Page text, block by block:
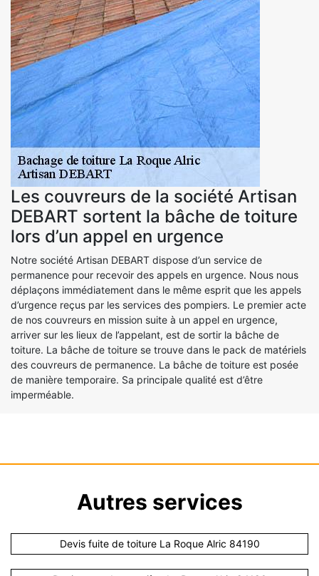
Les couvreurs de la société Artisan
DEBART sortent la bâche de toiture
lors d’un appel en urgence
Notre société Artisan DEBART dispose d’un service de
permanence pour recevoir des appels en urgence. Nous nous
déplaçons immédiatement dans le même esprit que les appels
d’urgence reçus par les services des pompiers. Le premier acte
de nos couvreurs en mission suite à un appel en urgence,
arriver sur les lieux de l’appelant, est de sortir la bâche de
toiture. La bâche de toiture se trouve dans le pack de matériels
des couvreurs de permanence. La bâche de toiture est posée
de manière temporaire. Sa principale qualité est d’être
imperméable.
Autres services
Devis fuite de toiture La Roque Alric 84190